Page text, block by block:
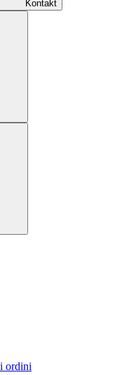
Kontakt
ordini